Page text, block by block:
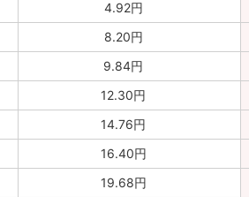
4.92円
8.20円
9.84円
12.30円
14.76円
16.40円
19.68円